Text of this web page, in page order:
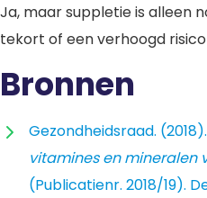
Ja, maar suppletie is alleen
tekort of een verhoogd
Bronnen
Gezondheidsraad. (2018).
vitamines en mineralen
(Publicatienr. 2018/19).